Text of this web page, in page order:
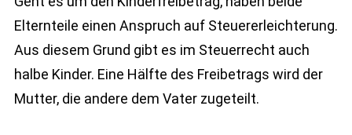
Elternteile einen Anspruch auf Steuererleichterung.
Aus diesem Grund gibt es im Steuerrecht auch
halbe Kinder. Eine Hälfte des Freibetrags wird der
Mutter, die andere dem Vater zugeteilt.